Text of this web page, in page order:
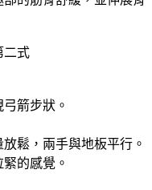
二式
箭步狀。
鬆，兩手與地板平行。
的感覺。